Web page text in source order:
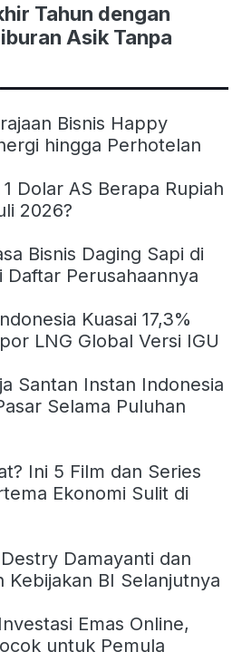
Tahun dengan
Asik Tanpa
Bisnis Happy
hingga Perhotelan
Dolar AS Berapa Rupiah
2026?
Bisnis Daging Sapi di
Daftar Perusahaannya
Kuasai 17,3%
LNG Global Versi IGU
Santan Instan Indonesia
Selama Puluhan
Ini 5 Film dan Series
Ekonomi Sulit di
Damayanti dan
Kebijakan BI Selanjutnya
Emas Online,
untuk Pemula